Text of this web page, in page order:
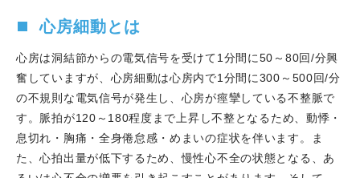
循環器高度医療探索学の客員教授に、伊藤光哲部長が客員
2025.04.01川合宏哉先生が神戸大学大学院 地域社会
医学・健康科学講座 橋渡し科学分野 地域臨床研究支
援・支援専門員養成部門 の特命教授に就任しました。
2025.04.01 嶋根章部長が不整脈センター長に就任しま
した。
2025.04.01北川達也先生、梶原崇史先生、工藤大周先
心房細動とは
心房は洞結節からの電気信号を受けて1分間に50～80回/分興
奮していますが、心房細動は心房内で1分間に300～500回/分
の不規則な電気信号が発生し、心房が痙攣している不整脈で
す。脈拍が120～180程度まで上昇し不整となるため、動悸・
息切れ・胸痛・全身倦怠感・めまいの症状を伴います。ま
た、心拍出量が低下するため、慢性心不全の状態となる、あ